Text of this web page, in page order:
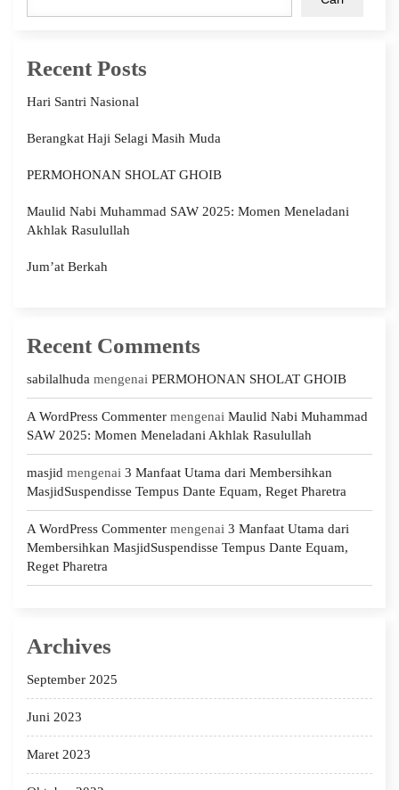
Recent Posts
Hari Santri Nasional
Berangkat Haji Selagi Masih Muda
PERMOHONAN SHOLAT GHOIB
Maulid Nabi Muhammad SAW 2025: Momen Meneladani
Akhlak Rasulullah
Jum’at Berkah
Recent Comments
sabilalhuda mengenai PERMOHONAN SHOLAT GHOIB
A WordPress Commenter mengenai Maulid Nabi Muhammad
SAW 2025: Momen Meneladani Akhlak Rasulullah
masjid mengenai 3 Manfaat Utama dari Membersihkan
MasjidSuspendisse Tempus Dante Equam, Reget Pharetra
A WordPress Commenter mengenai 3 Manfaat Utama dari
Membersihkan MasjidSuspendisse Tempus Dante Equam,
Reget Pharetra
Archives
September 2025
Juni 2023
Maret 2023